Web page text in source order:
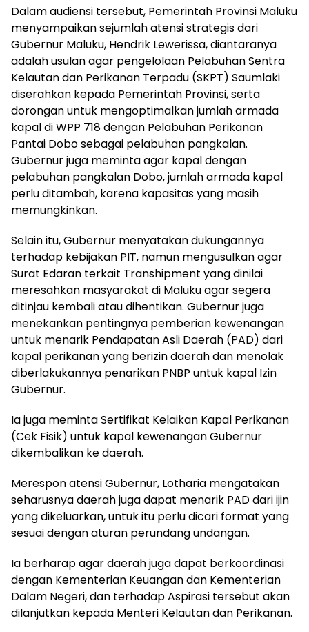
Dalam audiensi tersebut, Pemerintah Provinsi Maluku
menyampaikan sejumlah atensi strategis dari
Gubernur Maluku, Hendrik Lewerissa, diantaranya
adalah usulan agar pengelolaan Pelabuhan Sentra
Kelautan dan Perikanan Terpadu (SKPT) Saumlaki
diserahkan kepada Pemerintah Provinsi, serta
dorongan untuk mengoptimalkan jumlah armada
kapal di WPP 718 dengan Pelabuhan Perikanan
Pantai Dobo sebagai pelabuhan pangkalan.
Gubernur juga meminta agar kapal dengan
pelabuhan pangkalan Dobo, jumlah armada kapal
perlu ditambah, karena kapasitas yang masih
memungkinkan.
Selain itu, Gubernur menyatakan dukungannya
terhadap kebijakan PIT, namun mengusulkan agar
Surat Edaran terkait Transhipment yang dinilai
meresahkan masyarakat di Maluku agar segera
ditinjau kembali atau dihentikan. Gubernur juga
menekankan pentingnya pemberian kewenangan
untuk menarik Pendapatan Asli Daerah (PAD) dari
kapal perikanan yang berizin daerah dan menolak
diberlakukannya penarikan PNBP untuk kapal Izin
Gubernur.
Ia juga meminta Sertifikat Kelaikan Kapal Perikanan
(Cek Fisik) untuk kapal kewenangan Gubernur
dikembalikan ke daerah.
Merespon atensi Gubernur, Lotharia mengatakan
seharusnya daerah juga dapat menarik PAD dari ijin
yang dikeluarkan, untuk itu perlu dicari format yang
sesuai dengan aturan perundang undangan.
Ia berharap agar daerah juga dapat berkoordinasi
dengan Kementerian Keuangan dan Kementerian
Dalam Negeri, dan terhadap Aspirasi tersebut akan
dilanjutkan kepada Menteri Kelautan dan Perikanan.